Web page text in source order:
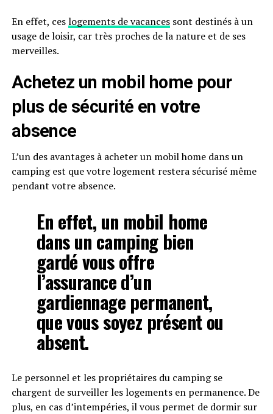
En effet, ceslogements de vacancessont destinés à un
usage de loisir, car très proches de la nature et de ses
merveilles.
Achetez un mobil home pour
plus de sécurité en votre
absence
L’un des avantages à acheter un mobil home dans un
camping est que votre logement restera sécurisé même
pendant votre absence.
En effet, un mobil home
dans un camping bien
gardé vous offre
l’assurance d’un
gardiennage permanent,
que vous soyez présent ou
absent.
Le personnel et les propriétaires du camping se
chargent de surveiller les logements en permanence. De
plus, en cas d’intempéries, il vous permet de dormir sur